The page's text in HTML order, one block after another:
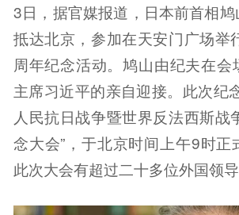
3日，据官媒报道，日本前首相
抵达北京，参加在天安门广场举
周年纪念活动。鸠山由纪夫在会
主席习近平的亲自迎接。此次纪
人民抗日战争暨世界反法西斯战
念大会”，于北京时间上午9时正
此次大会有超过二十多位外国领导